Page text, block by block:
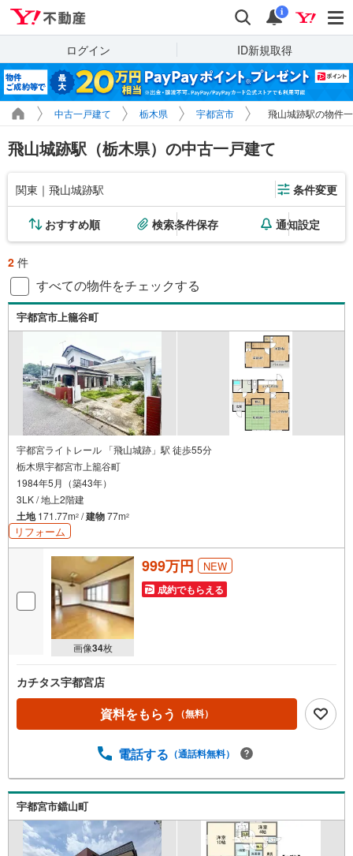
検索 通知
i
ログイン ID新規取得
中古一戸建て 栃木県 宇都宮市 飛山城跡駅の物件
飛山城跡駅（栃木県）の中古一戸建て
関東｜飛山城跡駅 条件変更
おすすめ順 検索条件保存 通知設定
2 件
すべての物件をチェックする
宇都宮市上籠谷町
宇都宮ライトレール 「飛山城跡」駅 徒歩55分
栃木県宇都宮市上籠谷町
1984年5月（築43年）
3LK / 地上2階建
土地171.77m2 /建物77m2
リフォーム
画像34枚
999万円 NEW
成約でもらえる
カチタス宇都宮店
資料をもらう （無料）
電話する （通話料無料）
宇都宮市鐺山町